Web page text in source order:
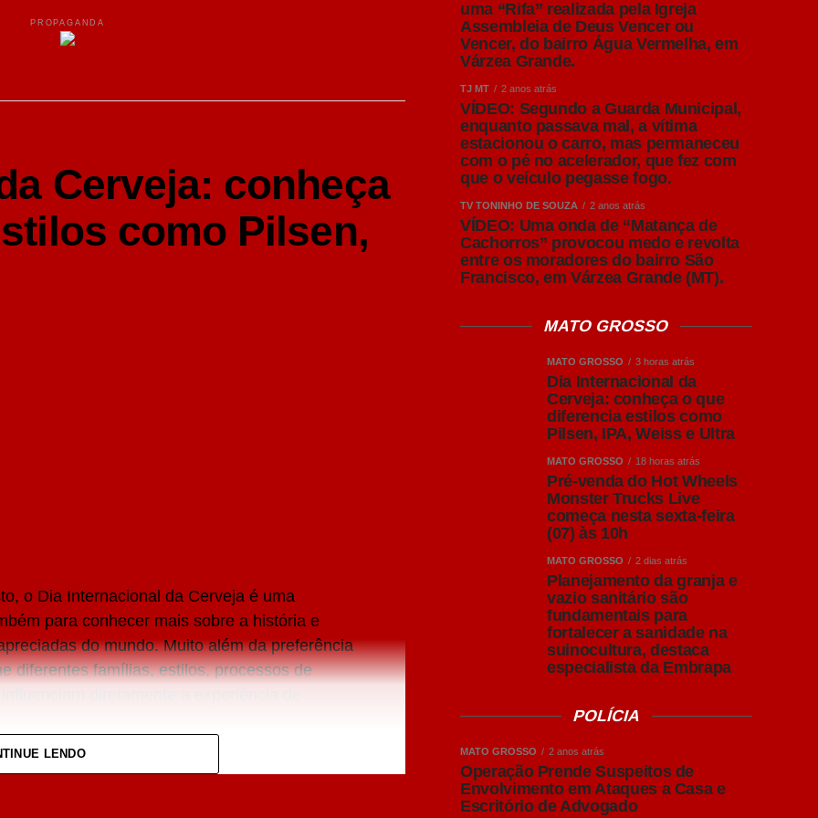
PROPAGANDA
Cerveja: conheça
como Pilsen,
o Dia Internacional da Cerveja é uma
para conhecer mais sobre a história e
do mundo. Muito além da preferência
diferentes famílias, estilos, processos de
cresceu nos últimos anos, impulsionando
LENDO
uma “Rifa” realizada pela Igreja
Assembleia de Deus Vencer ou
Vencer, do bairro Água Vermelha, em
Várzea Grande.
TJ MT 2 anos atrás
VÍDEO: Segundo a Guarda Municipal,
enquanto passava mal, a vítima
estacionou o carro, mas permaneceu
com o pé no acelerador, que fez com
que o veículo pegasse fogo.
TV TONINHO DE SOUZA 2 anos atrás
VÍDEO: Uma onda de “Matança de
Cachorros” provocou medo e revolta
entre os moradores do bairro São
Francisco, em Várzea Grande (MT).
MATO GROSSO
MATO GROSSO 3 horas atrás
Dia Internacional da
Cerveja: conheça o que
diferencia estilos como
Pilsen, IPA, Weiss e Ultra
MATO GROSSO 18 horas atrás
Pré-venda do Hot Wheels
Monster Trucks Live
começa nesta sexta-feira
(07) às 10h
MATO GROSSO 2 dias atrás
Planejamento da granja e
vazio sanitário são
fundamentais para
fortalecer a sanidade na
suinocultura, destaca
especialista da Embrapa
POLÍCIA
MATO GROSSO 2 anos atrás
Operação Prende Suspeitos de
Envolvimento em Ataques a Casa e
Escritório de Advogado